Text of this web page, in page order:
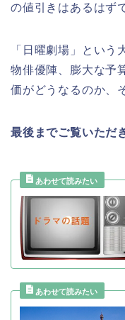
の値引きはあるはず
「日曜劇場」という
物俳優陣、膨大な予
価がどうなるのか、
最後までご覧いただ